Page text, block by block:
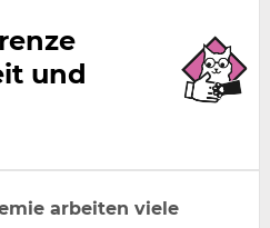
und
arbeiten viele